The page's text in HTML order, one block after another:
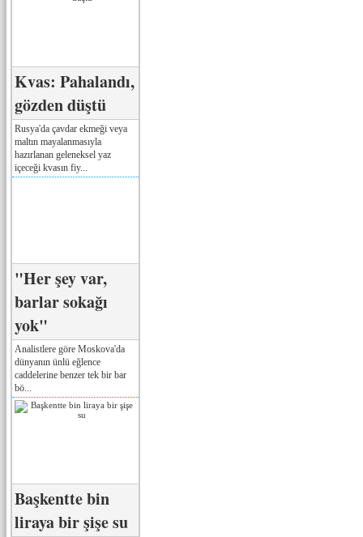
Kvas: Pahalandı,
gözden düştü
Rusya'da çavdar ekmeği veya
maltın mayalanmasıyla
hazırlanan geleneksel yaz
içeceği kvasın fiy...
"Her şey var,
barlar sokağı
yok"
Analistlere göre Moskova'da
dünyanın ünlü eğlence
caddelerine benzer tek bir bar
bö...
Başkentte bin
liraya bir şişe su